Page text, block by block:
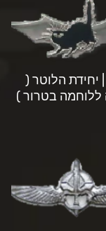
יחידת הלוטר (
ללוחמה בטרור )